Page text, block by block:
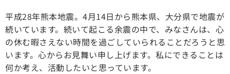
平成28年熊本地震。4月14日から熊本県、大分県で地震が
続いています。続いて起こる余震の中で、みなさんは、心
の休む暇さえない時間を過ごしていられることだろうと思
います。心からお見舞い申し上げます。私にできることは
何か考え、活動したいと思っています。